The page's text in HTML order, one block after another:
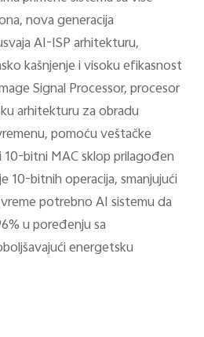
nova generacija
AI-ISP arhitekturu,
kašnjenje i visoku efikasnost
Signal Processor, procesor
arhitekturu za obradu
pomoću veštačke
bitni MAC sklop prilagođen
10-bitnih operacija, smanjujući
potrebno AI sistemu da
u poređenju sa
energetsku